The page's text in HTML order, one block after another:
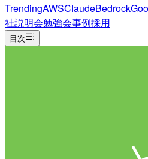
TrendingAWSClaudeBedrock
社説明会勉強会事例採用
目次